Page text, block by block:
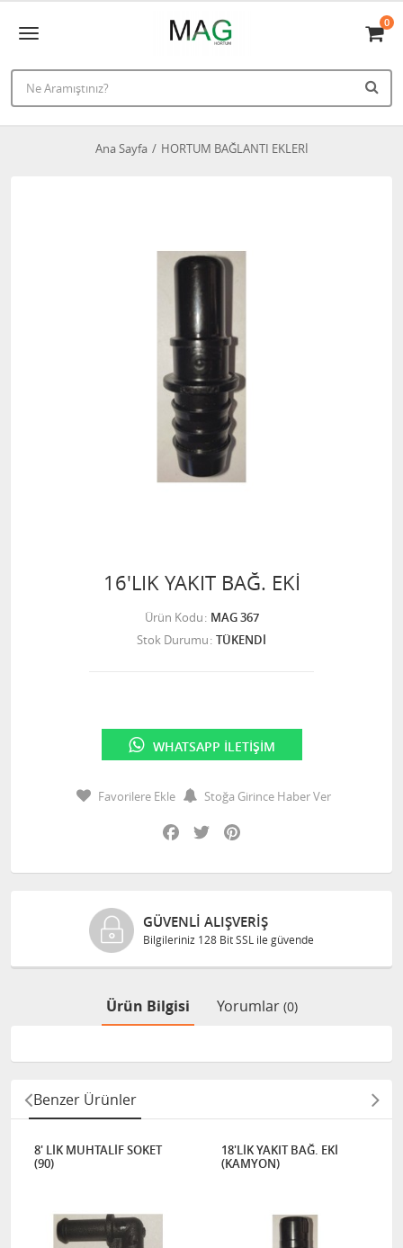
0
Ana Sayfa HORTUM BAĞLANTI EKLERİ
16'LIK YAKIT BAĞ. EKİ
Ürün Kodu MAG 367
Stok Durumu TÜKENDİ
WHATSAPP İLETIŞIM
Favorilere Ekle
Stoğa Girince Haber Ver
Facebook
Twitter
GÜVENLI ALIŞVERIŞ
Bilgileriniz 128 Bit SSL ile güvende
Ürün Bilgisi Yorumlar (0)
Benzer Ürünler
8' LİK MUHTALİF SOKET
(90)
18'LİK YAKIT BAĞ. EKİ
(KAMYON)